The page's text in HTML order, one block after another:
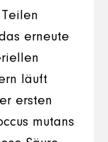
erneute
läuft
ersten
mutans